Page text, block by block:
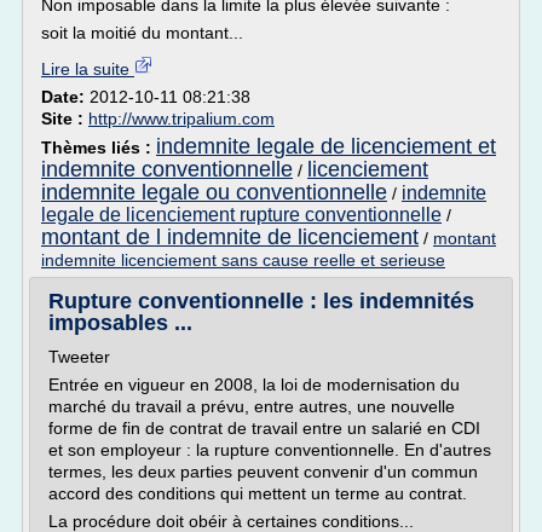
Non imposable dans la limite la plus élevée suivante :
soit la moitié du montant...
Lire la suite
Date: 2012-10-11 08:21:38
Site : http://www.tripalium.com
Thèmes liés : indemnite legale de licenciement et
indemnite conventionnelle / licenciement
indemnite legale ou conventionnelle / indemnite
legale de licenciement rupture conventionnelle /
montant de l indemnite de licenciement / montant
indemnite licenciement sans cause reelle et serieuse
Rupture conventionnelle : les indemnités
imposables ...
Tweeter
Entrée en vigueur en 2008, la loi de modernisation du
marché du travail a prévu, entre autres, une nouvelle
forme de fin de contrat de travail entre un salarié en CDI
et son employeur : la rupture conventionnelle. En d'autres
termes, les deux parties peuvent convenir d'un commun
accord des conditions qui mettent un terme au contrat.
La procédure doit obéir à certaines conditions...